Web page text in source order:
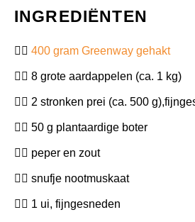
INGREDIËNTEN
400 gram Greenway gehakt
8 grote aardappelen (ca. 1 kg)
2 stronken prei (ca. 500
50 g plantaardige boter
peper en zout
snufje nootmuskaat
1 ui, fijngesneden